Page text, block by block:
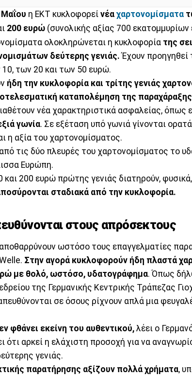
Μαΐου η ΕΚΤ κυκλοφορεί νέα χαρτονομίσματα
200 ευρώ (συνολικής αξίας 700
ολοκληρώνεται η κυκλοφορία της
δεύτερης γενιάς.Έχουν προηγηθεί
των 20 και των 50 ευρώ.
ήδη την κυκλοφορία και τρίτης γενιάς
καταπολέμηση της
νέα χαρακτηριστικά ασφαλείας, όπως
γωνία. Σε εξέταση υπό γωνιά γίνονται
η αξία του χαρτονομίσματος.
τις δύο πλευρές του χαρτονομίσματος το
Ευρώπη.
200 ευρώ πρώτης γενιάς διατηρούν,
σταδιακά από την κυκλοφορία.
στους απρόσεκτους
ωστόσο τους επαγγελματίες
Στην αγορά κυκλοφορούν ήδη πλαστά
με θολό, ωστόσο, υδατογράφημα. Όπως
της Γερμανικής Κεντρικής Τράπεζας
σε όσους ρίχνουν απλά μια
φθάνει εκείνη του αυθεντικού, λέει ο
ότι αρκεί η ελάχιστη προσοχή για να
γενιάς.
παρατήρησης αξίζουν πολλά χρήματα,